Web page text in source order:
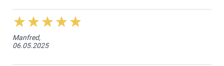
Manfred,
06.05.2025